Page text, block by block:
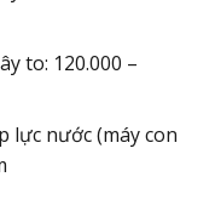
to: 120.000 –
lực nước (máy con